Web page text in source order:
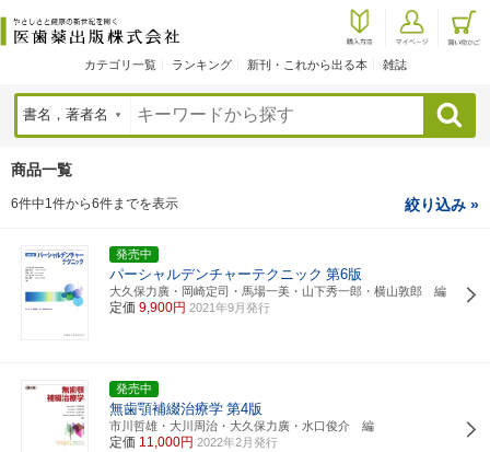
カテゴリ一覧 ランキング 新刊・これから出る本 雑誌
検索
商品一覧
6件中1件から6件までを表示 絞り込み »
発売中
パーシャルデンチャーテクニック 第6版
大久保力廣・岡崎定司・馬場一美・山下秀一郎・横山敦郎 編
定価 9,900円 2021年9月発行
発売中
無歯顎補綴治療学 第4版
市川哲雄・大川周治・大久保力廣・水口俊介 編
定価 11,000円 2022年2月発行